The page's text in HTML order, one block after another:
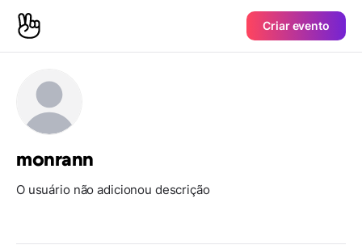
Criar evento
monrann
O usuário não adicionou descrição